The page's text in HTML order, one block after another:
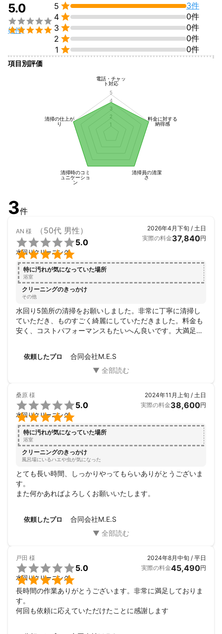
5.0


(3件)
5 
3件
4 
0件
3 
0件
2 
0件
1  0件
項目別評価
電話・チャッ
ト対応
料金に対する
納得感
清掃員の清潔
さ
清掃時のコミ
ュニケーショ
ン
清掃の仕上が
り
1
2
3
4
5
3件
AN 様 （50代 男性）


5.0
水回りクリーニング
2026年4月下旬 / 土日
実際の料金37,840円
特に汚れが気になっていた場所
浴室
クリーニングのきっかけ
その他
水回り5箇所の清掃をお願いしました。非常に丁寧に清掃し
ていただき、ものすごく綺麗にしていただきました。料金も
安く、コストパフォーマンスもたいへん良いです。大満足で
依頼したプロ 合同会社M.E.S
桑原 様


5.0
水回りクリーニング
2024年11月上旬 / 土日
実際の料金38,600円
特に汚れが気になっていた場所
浴室
クリーニングのきっかけ
風呂場にいるハエや虫が気になった
とても長い時間、しっかりやってもらいありがとうございま
す。
また何かあればよろしくお願いいたします。
依頼したプロ 合同会社M.E.S
戸田 様


5.0
水回りクリーニング
2024年8月中旬 / 平日
実際の料金45,490円
長時間の作業ありがとうございます。非常に満足しておりま
す。
何回も依頼に応えていただけたことに感謝します